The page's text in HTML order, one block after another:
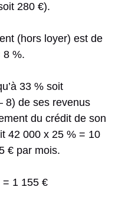
280 €).
(hors loyer) est de
8 %.
33 % soit
8) de ses revenus
du crédit de son
42 000 x 25 % = 10
€ par mois.
= 1 155 €